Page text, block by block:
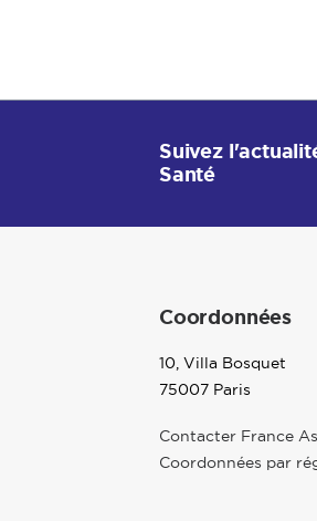
Suivez
Santé
Coordonnées
10, Villa Bosquet
75007 Paris
Contacter France
Coordonnées par